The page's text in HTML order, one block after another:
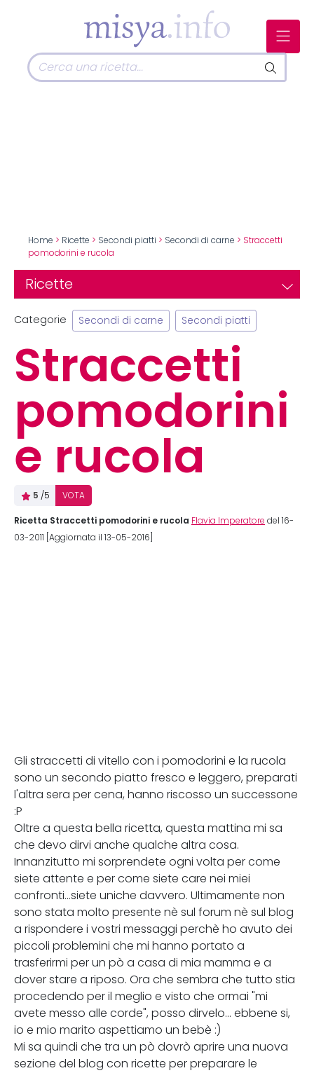
Home > Ricette > Secondi piatti > Secondi di carne > Straccetti
pomodorini e rucola
Ricette
Categorie Secondi di carne Secondi piatti
Straccetti
pomodorini
e rucola
5 /5 VOTA
Ricetta Straccetti pomodorini e rucola Flavia Imperatore del 16-
03-2011 [Aggiornata il 13-05-2016]
Gli straccetti di vitello con i pomodorini e la rucola
sono un secondo piatto fresco e leggero, preparati
l'altra sera per cena, hanno riscosso un successone
:P
Oltre a questa bella ricetta, questa mattina mi sa
che devo dirvi anche qualche altra cosa.
Innanzitutto mi sorprendete ogni volta per come
siete attente e per come siete care nei miei
confronti...siete uniche davvero. Ultimamente non
sono stata molto presente nè sul forum nè sul blog
a rispondere i vostri messaggi perchè ho avuto dei
piccoli problemini che mi hanno portato a
trasferirmi per un pò a casa di mia mamma e a
dover stare a riposo. Ora che sembra che tutto stia
procedendo per il meglio e visto che ormai "mi
avete messo alle corde", posso dirvelo... ebbene si,
io e mio marito aspettiamo un bebè :)
Mi sa quindi che tra un pò dovrò aprire una nuova
sezione del blog con ricette per preparare le